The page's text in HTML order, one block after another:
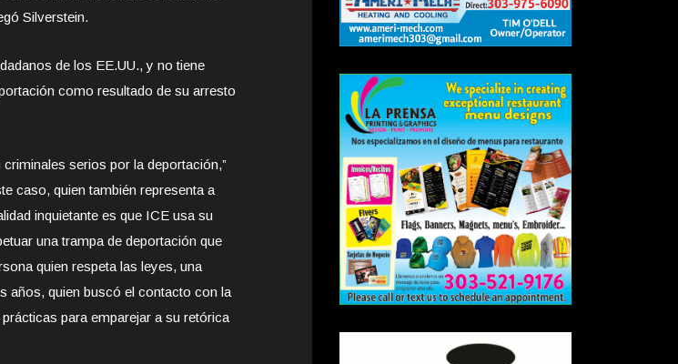
Silverstein.
de los EE.UU., y no tiene
como resultado de su arresto
serios por la deportación,”
caso, quien también representa a
inquietante es que ICE usa su
una trampa de deportación que
quien respeta las leyes, una
años, quien buscó el contacto con la
para emparejar a su retórica